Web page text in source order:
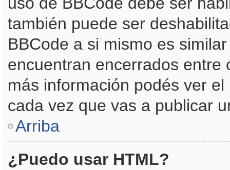
también puede ser
BBCode a si mismo es
encuentran encerrados entre
más información podés ver
cada vez que vas a publicar
Arriba
¿Puedo usar HTML?